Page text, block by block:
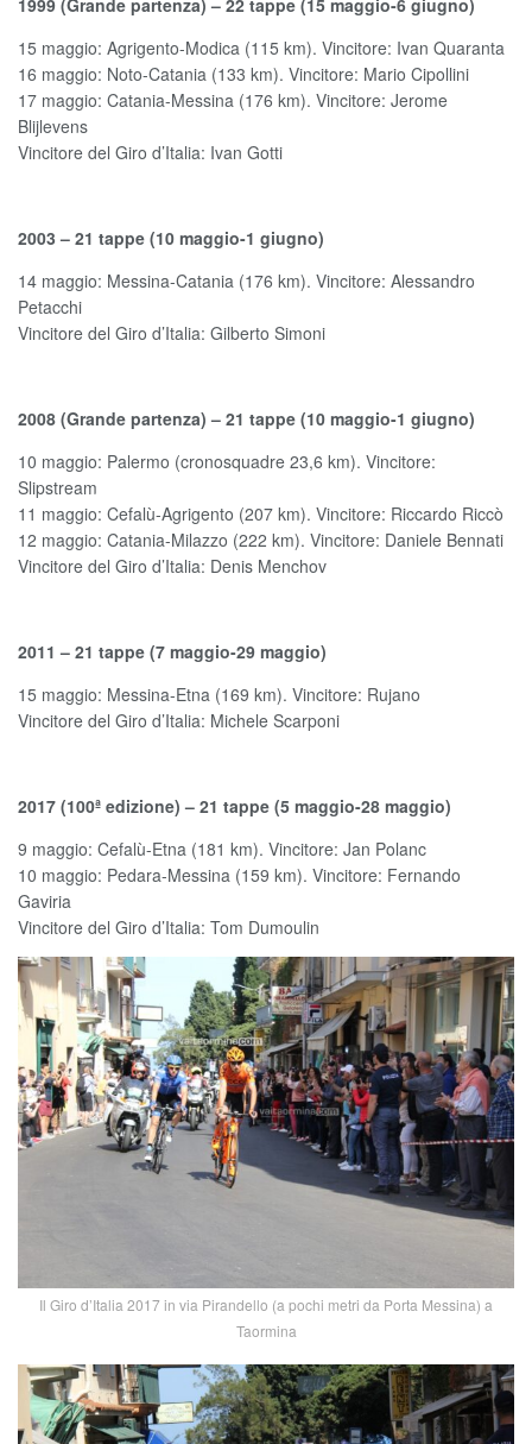
1999 (Grande partenza) – 22 tappe (15 maggio-6 giugno)
15 maggio: Agrigento-Modica (115 km). Vincitore: Ivan Quaranta
16 maggio: Noto-Catania (133 km). Vincitore: Mario Cipollini
17 maggio: Catania-Messina (176 km). Vincitore: Jerome
Blijlevens
Vincitore del Giro d’Italia: Ivan Gotti
2003 – 21 tappe (10 maggio-1 giugno)
14 maggio: Messina-Catania (176 km). Vincitore: Alessandro
Petacchi
Vincitore del Giro d’Italia: Gilberto Simoni
2008 (Grande partenza) – 21 tappe (10 maggio-1 giugno)
10 maggio: Palermo (cronosquadre 23,6 km). Vincitore:
Slipstream
11 maggio: Cefalù-Agrigento (207 km). Vincitore: Riccardo Riccò
12 maggio: Catania-Milazzo (222 km). Vincitore: Daniele Bennati
Vincitore del Giro d’Italia: Denis Menchov
2011 – 21 tappe (7 maggio-29 maggio)
15 maggio: Messina-Etna (169 km). Vincitore: Rujano
Vincitore del Giro d’Italia: Michele Scarponi
2017 (100ª edizione) – 21 tappe (5 maggio-28 maggio)
9 maggio: Cefalù-Etna (181 km). Vincitore: Jan Polanc
10 maggio: Pedara-Messina (159 km). Vincitore: Fernando
Gaviria
Vincitore del Giro d’Italia: Tom Dumoulin
Il Giro d’Italia 2017 in via Pirandello (a pochi metri da Porta Messina) a
Taormina